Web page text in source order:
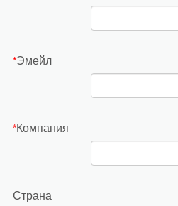
*Эмейл
*Компания
Страна